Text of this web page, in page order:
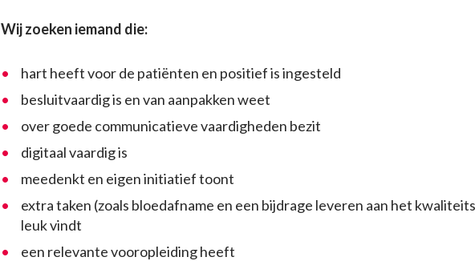
Wij zoeken iemand die:
hart heeft voor de patiënten en positief is ingesteld
besluitvaardig is en van aanpakken weet
over goede communicatieve vaardigheden bezit
digitaal vaardig is
meedenkt en eigen initiatief toont
extra taken (zoals bloedafname en een bijdrage leveren aan het
leuk vindt
een relevante vooropleiding heeft